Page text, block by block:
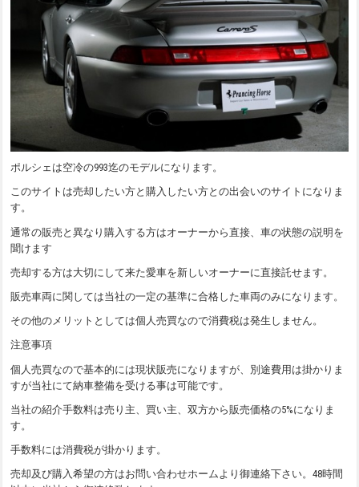
ポルシェは空冷の993迄のモデルになります。
このサイトは売却したい方と購入したい方との出会いのサイトになりま
す。
通常の販売と異なり購入する方はオーナーから直接、車の状態の説明を
聞けます
売却する方は大切にして来た愛車を新しいオーナーに直接託せます。
販売車両に関しては当社の一定の基準に合格した車両のみになります。
その他のメリットとしては個人売買なので消費税は発生しません。
注意事項
個人売買なので基本的には現状販売になりますが、別途費用は掛かりま
すが当社にて納車整備を受ける事は可能です。
当社の紹介手数料は売り主、買い主、双方から販売価格の5%になりま
す。
手数料には消費税が掛かります。
売却及び購入希望の方はお問い合わせホームより御連絡下さい。48時間